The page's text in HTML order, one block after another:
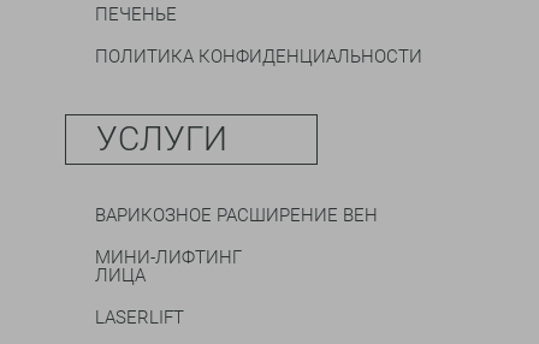
ПЕЧЕНЬЕ
ПОЛИТИКА КОНФИДЕНЦИАЛЬНОСТИ
УСЛУГИ
ВАРИКОЗНОЕ РАСШИРЕНИЕ ВЕН
МИНИ-ЛИФТИНГ
ЛИЦА
LASERLIFT